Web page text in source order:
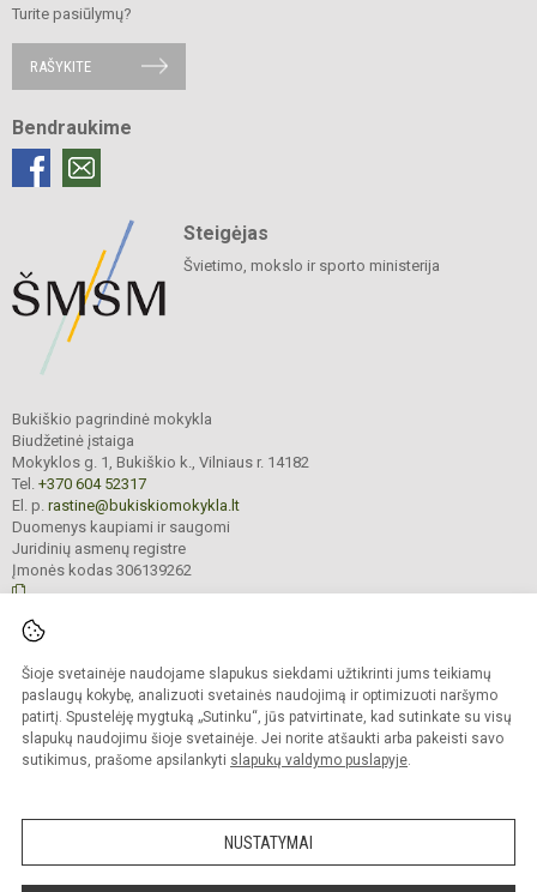
Šioje svetainėje naudojame slapukus siekdami užtikrinti jums teikiamų
paslaugų kokybę, analizuoti svetainės naudojimą ir optimizuoti naršymo
patirtį. Spustelėję mygtuką „Sutinku“, jūs patvirtinate, kad sutinkate su visų
slapukų naudojimu šioje svetainėje. Jei norite atšaukti arba pakeisti savo
sutikimus, prašome apsilankyti slapukų valdymo puslapyje.
NUSTATYMAI
Turite pasiūlymų?
RAŠYKITE
Bendraukime
Steigėjas
Švietimo, mokslo ir sporto ministerija
Bukiškio pagrindinė mokykla
Biudžetinė įstaiga
Mokyklos g. 1, Bukiškio k., Vilniaus r. 14182
Tel. +370 604 52317
El. p. rastine@bukiskiomokykla.lt
Duomenys kaupiami ir saugomi
Juridinių asmenų registre
Įmonės kodas 306139262
Kopijuoti turinį be raštiško Bukiškio pagrindinės mokyklos administracijos
sutikimo griežtai draudžiama.
Prieinamumo paraiška Slapukų valdymas
Sumanus būdas atnaujinti